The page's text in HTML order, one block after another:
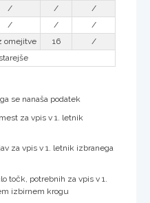
/ /
/
/ /
/
omejitve 16
/
se nanaša podatek
za vpis v 1. letnik
za vpis v 1. letnik izbranega
točk, potrebnih za vpis v 1.
izbirnem krogu